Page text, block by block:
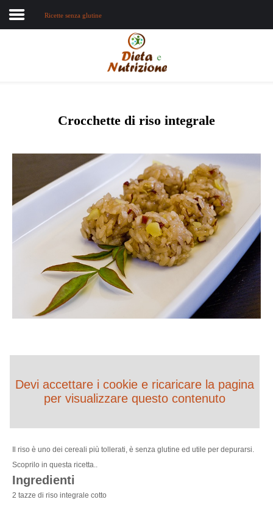
Terapie Naturali
Ricette senza glutine
Crocchette di riso integrale
Devi accettare i cookie e ricaricare la pagina
per visualizzare questo contenuto
Il riso è uno dei cereali più tollerati, è senza glutine ed utile per depurarsi.
Scoprilo in questa ricetta..
Ingredienti
2 tazze di riso integrale cotto